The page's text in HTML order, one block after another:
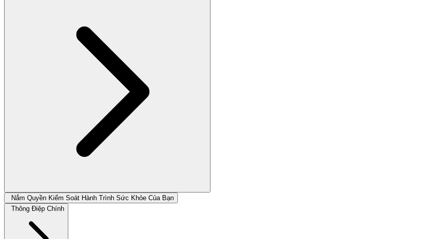
Nắm Quyền Kiểm Soát Hành Trình Sức Khỏe Của Bạn
Thông Điệp Chính